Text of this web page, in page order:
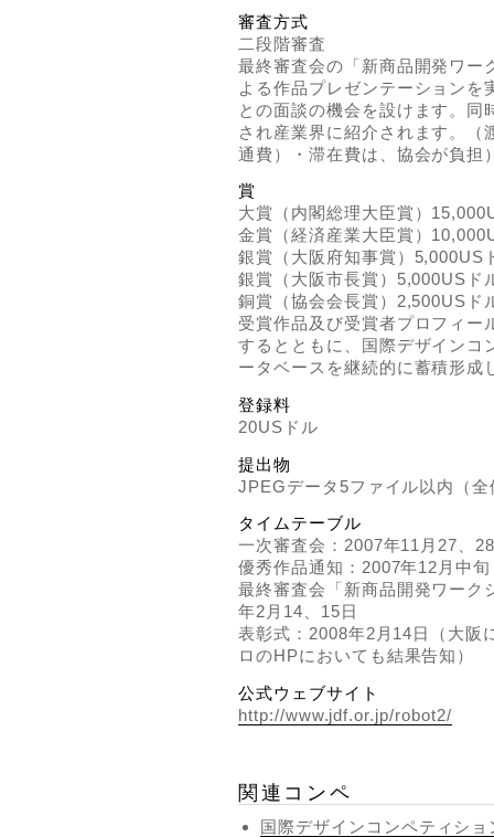
審査方式
二段階審査
最終審査会の「新商品開発ワー
よる作品プレゼンテーション
との面談の機会を設けます。
され産業界に紹介されます。
通費）・滞在費は、協会が負担
賞
大賞（内閣総理大臣賞）
金賞（経済産業大臣賞）
銀賞（大阪府知事賞）5,000US
銀賞（大阪市長賞）5,000USド
銅賞（協会会長賞）2,500USド
受賞作品及び受賞者プロフィー
するとともに、国際デザインコ
ータベースを継続的に蓄積形成
登録料
20USドル
提出物
JPEGデータ5ファイル以内（
タイムテーブル
一次審査会：2007年11月27、
優秀作品通知：2007年12月中旬
最終審査会「新商品開発ワーク
年2月14、15日
表彰式：2008年2月14日（大阪
ロのHPにおいても結果告知）
公式ウェブサイト
http://www.jdf.or.jp/robot2/
関連コンペ
国際デザインコンペティシ